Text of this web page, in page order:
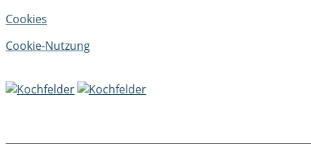
Cookies
Cookie-Nutzung